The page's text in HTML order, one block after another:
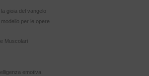
gioia del vangelo
per le opere
Muscolari
emotiva.